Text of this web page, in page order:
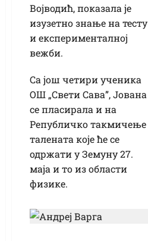
Војводић, показала је
изузетно знање на тесту
и експерименталној
вежби.
Са још четири ученика
ОШ „Свети Сава”, Јована
се пласирала и на
Републичко такмичење
талената које ће се
одржати у Земуну 27.
маја и то из области
физике.